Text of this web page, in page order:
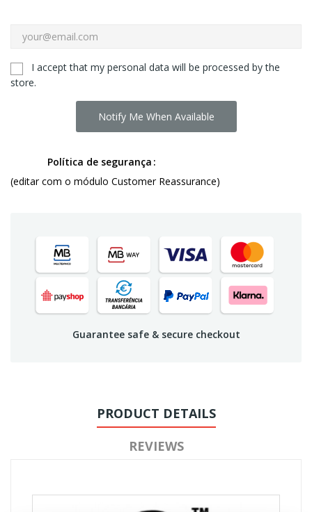
I accept that my personal data will be processed by the
store.
Notify Me When Available
Política de segurança
(editar com o módulo Customer Reassurance)
Guarantee safe & secure checkout
PRODUCT DETAILS
REVIEWS